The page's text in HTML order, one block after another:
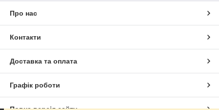
Про нас
Контакти
Доставка та оплата
Графік роботи